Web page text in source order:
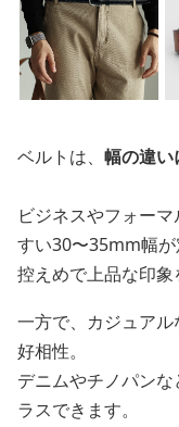
ベルトは、 幅の違い
ビジネスやフォー
すい30〜35mm幅が
控えめで上品な印象
一方で、カジュア
好相性。
デニムやチノパン
ラスできます。